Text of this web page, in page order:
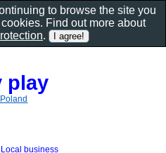
play
Local business
to browse the site you
Find out more about
.